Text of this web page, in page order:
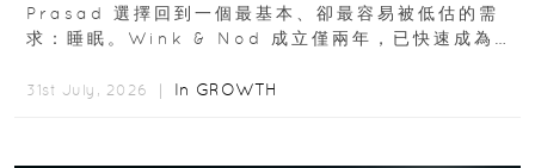
Prasad 選擇回到一個最基本、卻最容易被低估的需
求：睡眠。Wink & Nod 成立僅兩年，已快速成為印
31st July, 2026 ｜ In GROWTH